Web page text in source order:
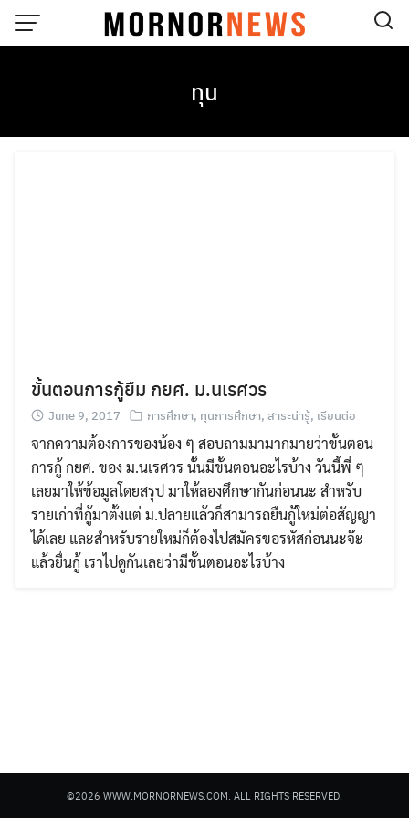
Skip
Search
for: Search
ทุน
ขั้นตอนการกู้ยืม กยศ. ม.นเรศวร
June 9, 2017 การศึกษา, ทุนการศึกษา, สาระน่ารู้, เรียนต่อ
จากความต้องการของน้อง ๆ สอบถามมามากมายว่าขั้นตอน
การกู้ กยศ. ของ ม.นเรศวร นั้นมีขั้นตอนอะไรบ้าง วันนี้พี่ ๆ
เลยมาให้ข้อมูลโดยสรุป มาให้ลองศึกษากันก่อนนะ สำหรับ
รายเก่าที่กู้มาตั้งแต่ ม.ปลายแล้วก็สามารถยืนกู้ใหม่ต่อสัญญา
ได้เลย และสำหรับรายใหม่ก็ต้องไปสมัครขอรหัสก่อนนะจ๊ะ
แล้วยื่นกู้ เราไปดูกันเลยว่ามีขั้นตอนอะไรบ้าง
©2026 WWW.MORNORNEWS.COM. ALL RIGHTS RESERVED.